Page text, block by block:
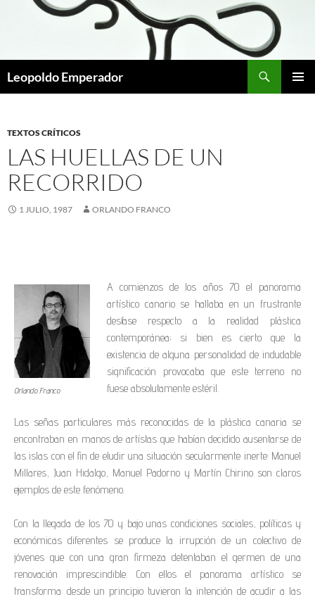
Leopoldo Emperador
TEXTOS CRÍTICOS
LAS HUELLAS DE UN
RECORRIDO
1 JULIO, 1987 ORLANDO FRANCO
Orlando Franco
A comienzos de los años 70 el panorama
artístico canario se hallaba en un frustrante
desfase respecto a la realidad plástica
contemporánea; si bien es cierto que la
existencia de alguna personalidad de indudable
significación provocaba que este terreno no
fuese absolutamente estéril.
Las señas particulares más reconocidas de la plástica canaria se
encontraban en manos de artístas que habían decidido ausentarse de
las islas con el fin de eludir una situación secularmente inerte: Manuel
Millares, Juan Hidalgo, Manuel Padorno y Martín Chirino son claros
ejemplos de este fenómeno.
Con la llegada de los 70 y bajo unas condiciones sociales, políticas y
económicas diferentes se produce la irrupción de un colectivo de
jóvenes que con una gran firmeza detentaban el germen de una
renovación imprescindible. Con ellos el panorama artístico se
transforma: desde un principio tuvieron la intención de acudir a las